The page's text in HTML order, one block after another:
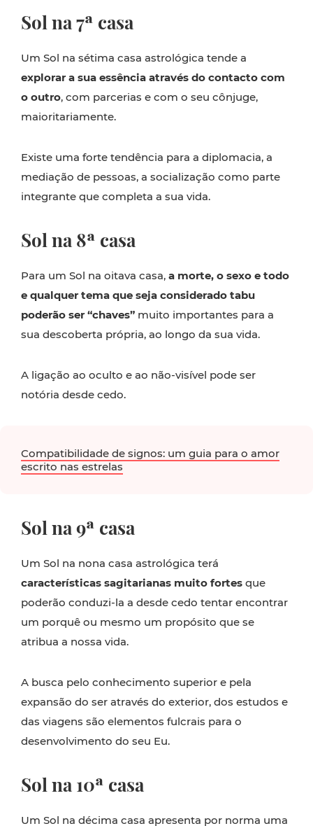
Sol na 7ª casa
Um Sol na sétima casa astrológica tende a
explorar a sua essência através do contacto com
o outro, com parcerias e com o seu cônjuge,
maioritariamente.
Existe uma forte tendência para a diplomacia, a
mediação de pessoas, a socialização como parte
integrante que completa a sua vida.
Sol na 8ª casa
Para um Sol na oitava casa, a morte, o sexo e todo
e qualquer tema que seja considerado tabu
poderão ser “chaves” muito importantes para a
sua descoberta própria, ao longo da sua vida.
A ligação ao oculto e ao não-visível pode ser
notória desde cedo.
Compatibilidade de signos: um guia para o amor
escrito nas estrelas
Sol na 9ª casa
Um Sol na nona casa astrológica terá
características sagitarianas muito fortes que
poderão conduzi-la a desde cedo tentar encontrar
um porquê ou mesmo um propósito que se
atribua a nossa vida.
A busca pelo conhecimento superior e pela
expansão do ser através do exterior, dos estudos e
das viagens são elementos fulcrais para o
desenvolvimento do seu Eu.
Sol na 10ª casa
Um Sol na décima casa apresenta por norma uma